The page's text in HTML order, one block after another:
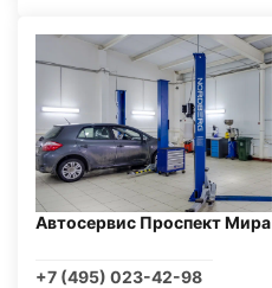
Автосервис Проспект Мира
+7 (495) 023-42-98